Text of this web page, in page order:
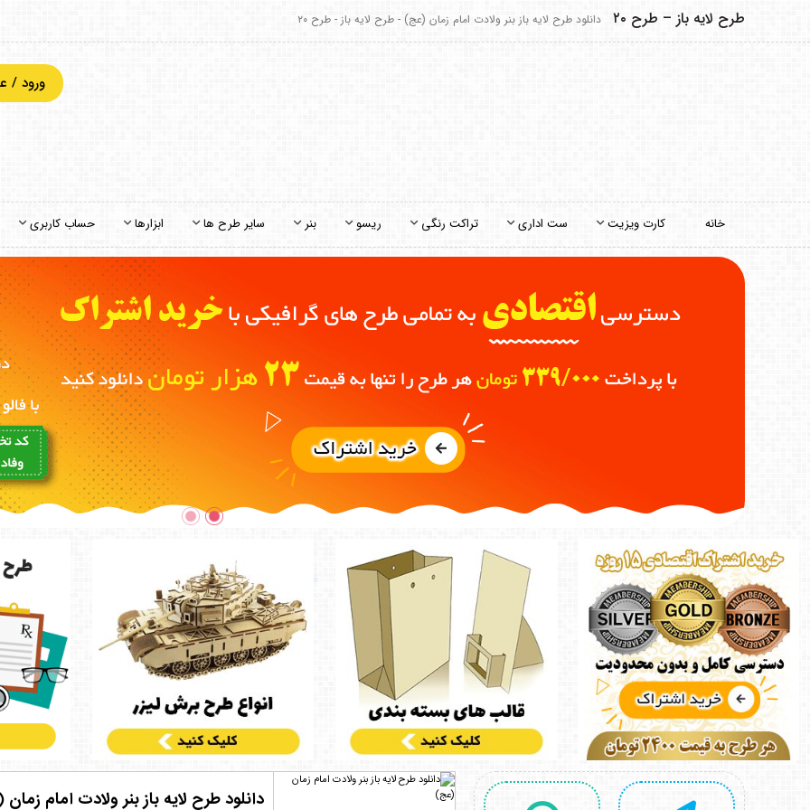
طرح لایه باز – طرح ۲۰ دانلود طرح لایه باز بنر ولادت امام زمان (عج) - طرح لایه باز - طرح ۲۰
ورود /
خانه کارت ویزیت ست اداری تراکت رنگی ریسو بنر سایر طرح ها ابزارها حساب کاربری
دانلود طرح لایه باز بنر ولادت امام